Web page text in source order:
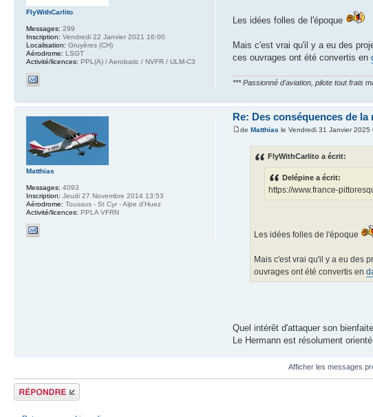
Les idées folles de l'époque
Mais c'est vrai qu'il y a eu des
ces ouvrages ont été convertis en
*** Passionné d'aviation, pilote tout frais
FlyWithCarlito
Messages: 299
Inscription: Vendredi 22 Janvier 2021 16:00
Localisation: Gruyères (CH)
Aérodrome: LSGT
Activité/licences: PPL(A) / Aerobatic / NVFR / ULM-C3
Re: Des conséquences de
deMatthias le Vendredi 31 Janvier 2025
FlyWithCarlito a écrit:
Delépine a écrit:
https://www.france-
Les idées folles de l'époque
Mais c'est vrai qu'il y a eu des
ouvrages ont été convertis en
Quel intérêt d'attaquer son
Le Hermann est résolument
Matthias
Messages: 4093
Inscription: Jeudi 27 Novembre 2014 13:53
Aérodrome: Toussus - St Cyr - Alpe d'Huez
Activité/licences: PPLA VFRN
Afficher les messages
Répondre